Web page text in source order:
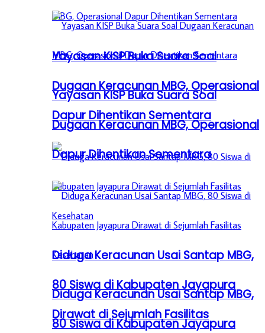
Yayasan KISP Buka Suara Soal
Dugaan Keracunan MBG, Operasional
Dapur Dihentikan Sementara
Diduga Keracunan Usai Santap MBG,
80 Siswa di Kabupaten Jayapura
Dirawat di Sejumlah Fasilitas
Yayasan KISP Buka Suara Soal
Dugaan Keracunan MBG, Operasional
Dapur Dihentikan Sementara
Diduga Keracunan Usai Santap MBG,
80 Siswa di Kabupaten Jayapura